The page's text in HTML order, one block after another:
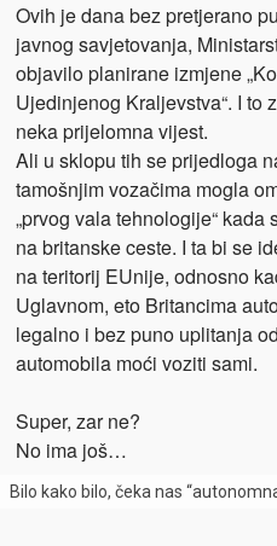
Ovih je dana bez pretjerano
javnog savjetovanja,
objavilo planirane izmjene
Ujedinjenog Kraljevstva“. I to
neka prijelomna vijest.
Ali u sklopu tih se prijedloga
tamošnjim vozačima mogla
„prvog vala tehnologije“
na britanske ceste. I ta bi se
na teritorij EUnije, odnosno
Uglavnom, eto Britancima
legalno i bez puno uplitanja
automobila moći voziti sami.
Super, zar ne?
No ima još…
Bilo kako bilo, čeka nas